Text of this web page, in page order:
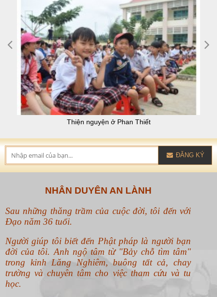
Thiện nguyện ở Phan Thiết
ĐĂNG KÝ
NHÂN DUYÊN AN LÀNH
Sau những thăng trầm của cuộc đời, tôi đến với
Đạo năm 36 tuổi.
Người giúp tôi biết đến Phật pháp là người bạn
đời của tôi. Anh ngộ tâm từ "Bảy chỗ tìm tâm"
trong kinh Lăng Nghiêm, buông tất cả, chay
trường và chuyên tâm cho việc tham cứu và tu
học.